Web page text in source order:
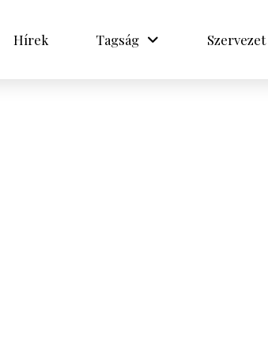
Hírek Tagság Szervezet